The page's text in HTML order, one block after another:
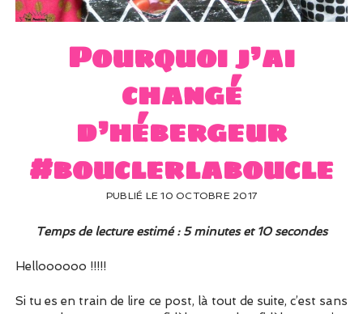
UN PEU DE DÉCO ?
Pourquoi j’ai
changé
d’hébergeur
#bouclerlaboucle
PUBLIÉ LE 10 OCTOBRE 2017
Temps de lecture estimé : 5 minutes et 10 secondes
Helloooooo !!!!!
Si tu es en train de lire ce post, là tout de suite, c’est sans